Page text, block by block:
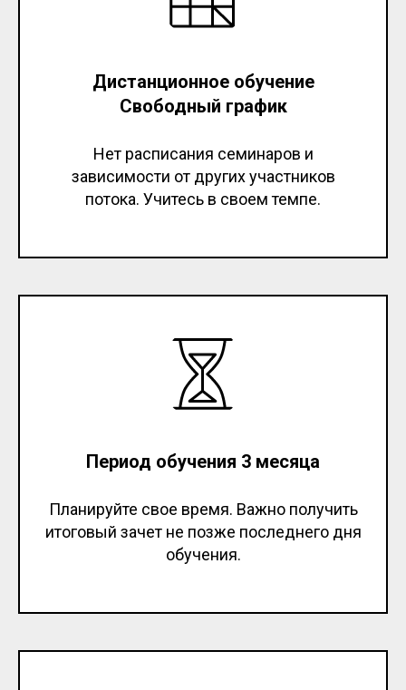
Дистанционное обучение
Свободный график
Нет расписания семинаров и
зависимости от других участников
потока. Учитесь в своем темпе.
Период обучения 3 месяца
Планируйте свое время. Важно получить
итоговый зачет не позже последнего дня
обучения.